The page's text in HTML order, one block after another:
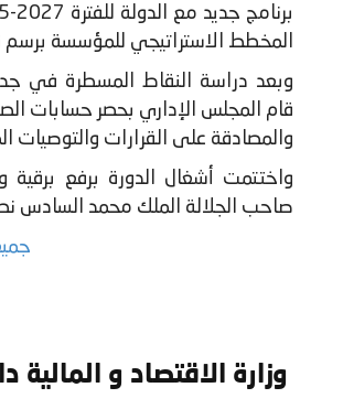
المخطط الاستراتيجي للمؤسسة برسم
وبعد دراسة النقاط المسطرة في
والمصادقة على القرارات والتوصيات
واختتمت أشغال الدورة برفع برقية
صاحب الجلالة الملك محمد السادس
وزارة الاقتصاد و المالية